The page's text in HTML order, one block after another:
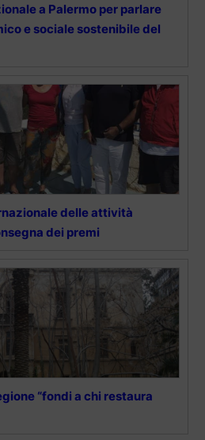
a Palermo per parlare
e sociale sostenibile del
delle attività
dei premi
“fondi a chi restaura